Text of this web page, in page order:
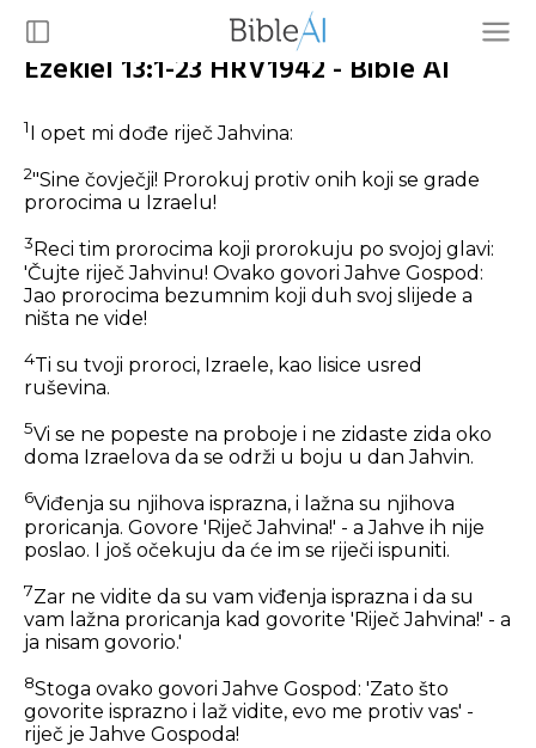
Ezekiel 13:1-23 HRV1942 - Bible AI
1I opet mi dođe riječ Jahvina:
2"Sine čovječji! Prorokuj protiv onih koji se grade
prorocima u Izraelu!
3 Reci tim prorocima koji prorokuju po svojoj glavi:
'Čujte riječ Jahvinu! Ovako govori Jahve Gospod:
Jao prorocima bezumnim koji duh svoj slijede a
ništa ne vide!
4Ti su tvoji proroci, Izraele, kao lisice usred
ruševina.
5Vi se ne popeste na proboje i ne zidaste zida oko
doma Izraelova da se održi u boju u dan Jahvin.
6Viđenja su njihova isprazna, i lažna su njihova
proricanja. Govore 'Riječ Jahvina!' - a Jahve ih nije
poslao. I još očekuju da će im se riječi ispuniti.
7Zar ne vidite da su vam viđenja isprazna i da su
vam lažna proricanja kad govorite 'Riječ Jahvina!' - a
ja nisam govorio.'
8Stoga ovako govori Jahve Gospod: 'Zato što
govorite isprazno i laž vidite, evo me protiv vas' -
riječ je Jahve Gospoda!